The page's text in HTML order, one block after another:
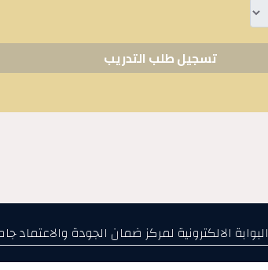
البوابة الالكترونية لمركز ضمان الجودة والاعتماد